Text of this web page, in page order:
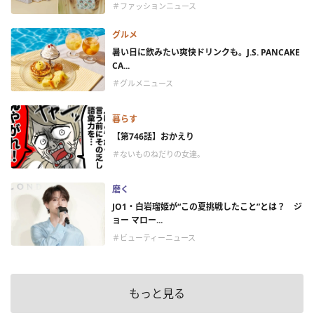
＃ファッションニュース
グルメ
暑い日に飲みたい爽快ドリンクも。J.S. PANCAKE
CA...
＃グルメニュース
暮らす
【第746話】おかえり
＃ないものねだりの女達。
磨く
JO1・白岩瑠姫が“この夏挑戦したこと”とは？ ジ
ョー マロー...
＃ビューティーニュース
もっと見る